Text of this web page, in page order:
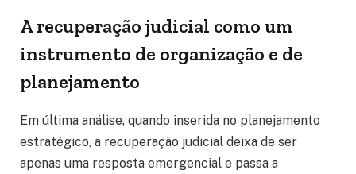
A recuperação judicial como um
instrumento de organização e de
planejamento
Em última análise, quando inserida no planejamento
estratégico, a recuperação judicial deixa de ser
apenas uma resposta emergencial e passa a